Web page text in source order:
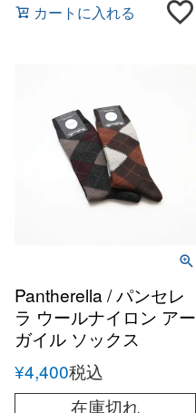
カートに入れる
Pantherella / パンセレ
ラ ウールナイロン アー
ガイル ソックス
¥4,400税込
在庫切れ